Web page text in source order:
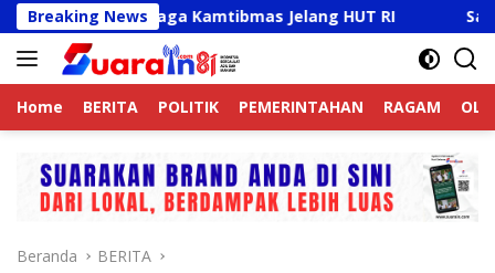
Langsung
ke
konten
Breaking News
Jaga Kamtibmas Jelang HUT RI Sambut HUT
Home BERITA POLITIK PEMERINTAHAN RAGAM
Beranda BERITA